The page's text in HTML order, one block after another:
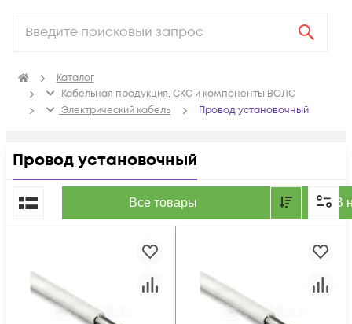
Каталог
Кабельная продукция, СКС и компоненты ВОЛС
Электрический кабель
Провод установочный
Провод установочный
Все товары В
По популярности